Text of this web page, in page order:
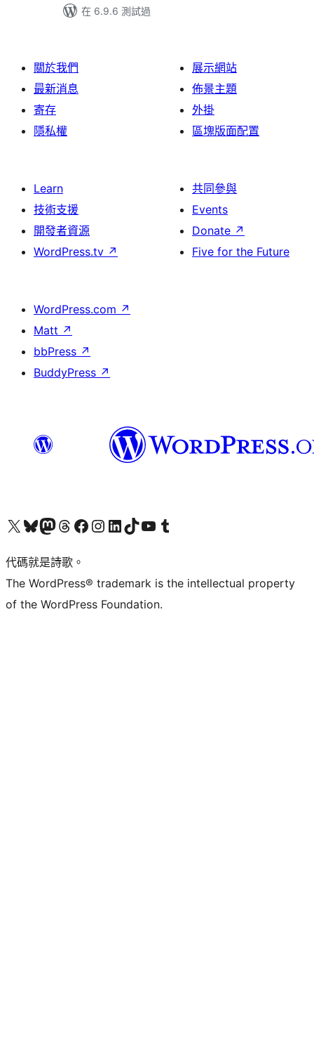
在 6.9.6 測試過
關於我們
最新消息
寄存
隱私權
展示網站
佈景主題
外掛
區塊版面配置
Learn
技術支援
開發者資源
WordPress.tv ↗
共同參與
Events
Donate ↗
Five for the Future
WordPress.com ↗
Matt ↗
bbPress ↗
BuddyPress ↗
Visit our X (formerly Twitter) account
Visit our Bluesky account
Visit our Mastodon account
Visit our Threads account
訪問我們的 Facebook 專頁Visit our Instagram account
Visit our LinkedIn account
Visit our TikTok account
Visit our YouTube channel
Visit our Tumblr account
代碼就是詩歌。
The WordPress® trademark is the intellectual property
of the WordPress Foundation.